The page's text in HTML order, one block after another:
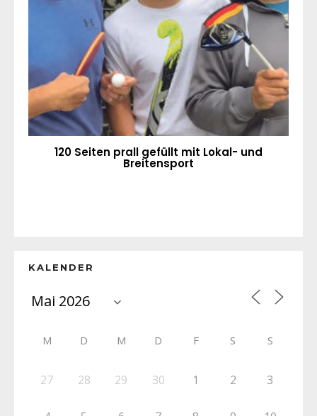
120 Seiten prall gefüllt mit Lokal- und
Breitensport
KALENDER
M D M D F S S
27 28 29 30 1 2 3